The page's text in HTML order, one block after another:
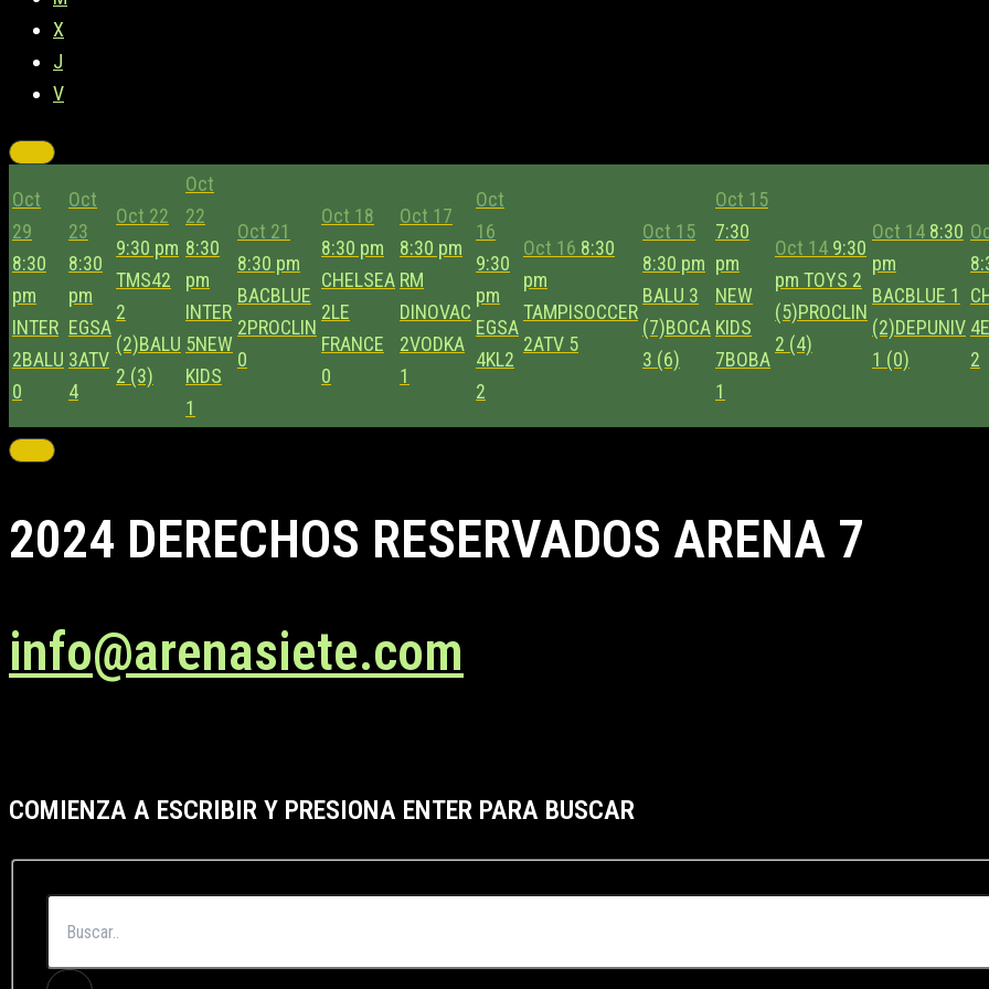
X
J
V
Oct
29
8:30
pm
INTER
2BALU
0
Oct
23
8:30
pm
EGSA
3ATV
4
Oct 22
9:30 pm
TMS42
2
(2)BALU
2 (3)
Oct
22
8:30
pm
INTER
5NEW
KIDS
1
Oct 21
8:30 pm
BACBLUE
2PROCLIN
0
Oct 18
8:30 pm
CHELSEA
2LE
FRANCE
0
Oct 17
8:30 pm
RM
DINOVAC
2VODKA
1
Oct
16
9:30
pm
EGSA
4KL2
2
Oct 16 8:30
pm
TAMPISOCCER
2ATV 5
Oct 15
8:30 pm
BALU 3
(7)BOCA
3 (6)
Oct 15
7:30
pm
NEW
KIDS
7BOBA
1
Oct 14 9:30
pm TOYS 2
(5)PROCLIN
2 (4)
Oct 14 8:30
pm
BACBLUE 1
(2)DEPUNIV
1 (0)
4
2
2024 DERECHOS RESERVADOS ARENA 7
info@arenasiete.com
COMIENZA A ESCRIBIR Y PRESIONA ENTER PARA BUSCAR